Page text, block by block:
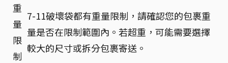
重
量
限
制
7-11破壞袋都有重量限制，請確認您的包裹重
量是否在限制範圍內。若超重，可能需要選擇
較大的尺寸或拆分包裹寄送。